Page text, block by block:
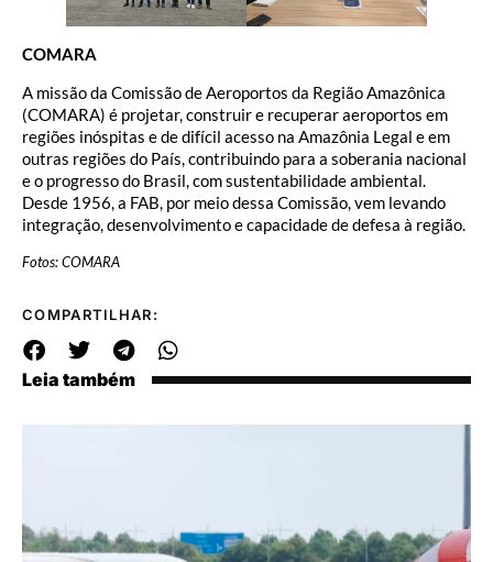
COMARA
A missão da Comissão de Aeroportos da Região Amazônica
(COMARA) é projetar, construir e recuperar aeroportos em
regiões inóspitas e de difícil acesso na Amazônia Legal e em
outras regiões do País, contribuindo para a soberania nacional
e o progresso do Brasil, com sustentabilidade ambiental.
Desde 1956, a FAB, por meio dessa Comissão, vem levando
integração, desenvolvimento e capacidade de defesa à região.
Fotos: COMARA
COMPARTILHAR:
Leia também